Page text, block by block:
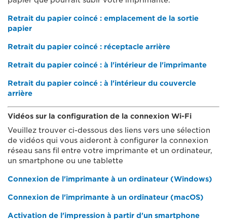
Retrait du papier coincé : emplacement de la sortie
papier
Retrait du papier coincé : réceptacle arrière
Retrait du papier coincé : à l'intérieur de l'imprimante
Retrait du papier coincé : à l'intérieur du couvercle
arrière
Vidéos sur la configuration de la connexion Wi-Fi
Veuillez trouver ci-dessous des liens vers une sélection
de vidéos qui vous aideront à configurer la connexion
réseau sans fil entre votre imprimante et un ordinateur,
un smartphone ou une tablette
Connexion de l'imprimante à un ordinateur (Windows)
Connexion de l'imprimante à un ordinateur (macOS)
Activation de l'impression à partir d'un smartphone